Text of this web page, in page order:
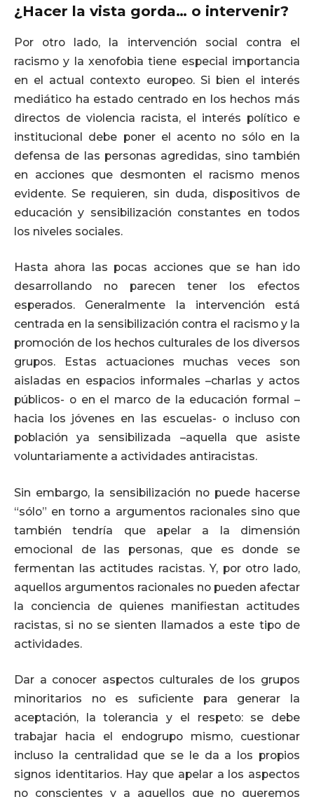
¿Hacer la vista gorda… o intervenir?
Por otro lado, la intervención social contra el
racismo y la xenofobia tiene especial importancia
en el actual contexto europeo. Si bien el interés
mediático ha estado centrado en los hechos más
directos de violencia racista, el interés político e
institucional debe poner el acento no sólo en la
defensa de las personas agredidas, sino también
en acciones que desmonten el racismo menos
evidente. Se requieren, sin duda, dispositivos de
educación y sensibilización constantes en todos
los niveles sociales.
Hasta ahora las pocas acciones que se han ido
desarrollando no parecen tener los efectos
esperados. Generalmente la intervención está
centrada en la sensibilización contra el racismo y la
promoción de los hechos culturales de los diversos
grupos. Estas actuaciones muchas veces son
aisladas en espacios informales –charlas y actos
públicos- o en el marco de la educación formal –
hacia los jóvenes en las escuelas- o incluso con
población ya sensibilizada –aquella que asiste
voluntariamente a actividades antiracistas.
Sin embargo, la sensibilización no puede hacerse
“sólo” en torno a argumentos racionales sino que
también tendría que apelar a la dimensión
emocional de las personas, que es donde se
fermentan las actitudes racistas. Y, por otro lado,
aquellos argumentos racionales no pueden afectar
la conciencia de quienes manifiestan actitudes
racistas, si no se sienten llamados a este tipo de
actividades.
Dar a conocer aspectos culturales de los grupos
minoritarios no es suficiente para generar la
aceptación, la tolerancia y el respeto: se debe
trabajar hacia el endogrupo mismo, cuestionar
incluso la centralidad que se le da a los propios
signos identitarios. Hay que apelar a los aspectos
no conscientes y a aquellos que no queremos